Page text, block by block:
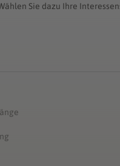
Sie dazu Ihre